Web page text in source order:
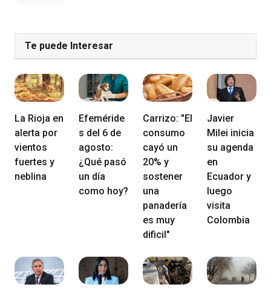
Te puede Interesar
La Rioja en
alerta por
vientos
fuertes y
neblina
Efeméride
s del 6 de
agosto:
¿Qué pasó
un día
como hoy?
Carrizo: "El
consumo
cayó un
20% y
sostener
una
panadería
es muy
dificil"
Javier
Milei inicia
su agenda
en
Ecuador y
luego
visita
Colombia